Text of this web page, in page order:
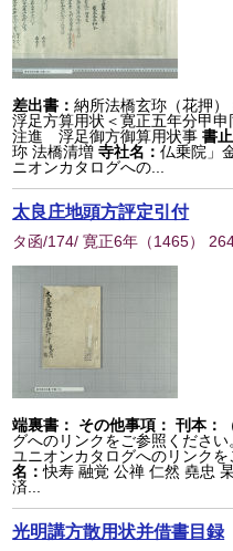
差出書：納所法橋玄珎（花押）
浮足方算用状＜寛正五年分甲
注進 浮足御方御算用状事書
珎 法橋清増 寺社名：仏乗院」
ニオンカタログへの...
太良庄地頭方評定引付
タ函/174/ 寛正6年 （1465）
端裏書： その他事項： 刊本：
グへのリンクをご参照ください
ユニオンカタログへのリンクを
名：快寿 融覚 公禅 仁然 堯忠
済...
光明講方散用状并借書目録